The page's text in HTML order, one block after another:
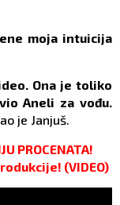
moja intuicija
Ona je toliko
Aneli za vođu.
je Janjuš.
PROCENATA!
(VIDEO)